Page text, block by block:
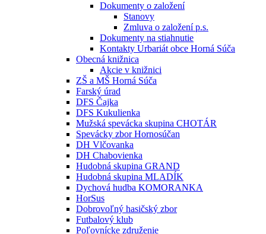
Dokumenty o založení
Stanovy
Zmluva o založení p.s.
Dokumenty na stiahnutie
Kontakty Urbariát obce Horná Súča
Obecná knižnica
Akcie v knižnici
ZŠ a MŠ Horná Súča
Farský úrad
DFS Čajka
DFS Kukulienka
Mužská spevácka skupina CHOTÁR
Spevácky zbor Hornosúčan
DH Vlčovanka
DH Chabovienka
Hudobná skupina GRAND
Hudobná skupina MLADÍK
Dychová hudba KOMORANKA
HorSus
Dobrovoľný hasičský zbor
Futbalový klub
Poľovnícke združenie